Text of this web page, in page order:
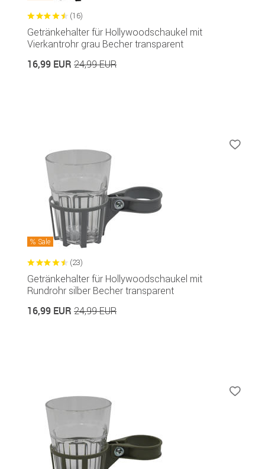
(16)
Getränkehalter für Hollywoodschaukel mit
Vierkantrohr grau Becher transparent
16,99 EUR 24,99 EUR
Sale
(23)
Getränkehalter für Hollywoodschaukel mit
Rundrohr silber Becher transparent
16,99 EUR 24,99 EUR